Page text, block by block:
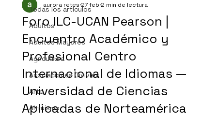
Todas los artículos
Adultos
Adultos Mayores
Agricultura
Asociaciones Civivles
Arte
Altruismo
Foro ILC-UCAN Pearson |
Encuentro Académico y
Profesional Centro
Internacional de Idiomas —
Universidad de Ciencias
Aplicadas de Norteamérica
aurora retes 27 feb 2 min de lectura